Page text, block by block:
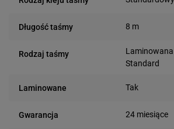
Długość taśmy 8 m
Rodzaj taśmy
Laminowana
Standard
Laminowane Tak
Gwarancja 24 miesiące